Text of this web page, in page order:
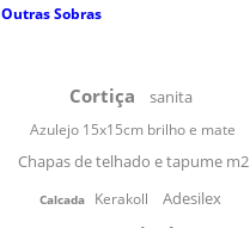
Outras Sobras
Cortiça sanita
Azulejo 15x15cm brilho e mate
Chapas de telhado e tapume m2
Calcada Kerakoll Adesilex